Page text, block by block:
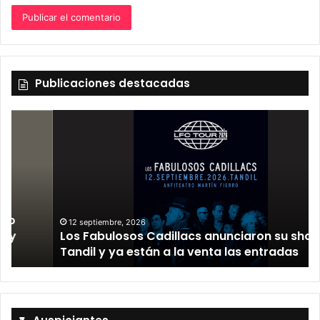
Publicaciones destacadas
12 septiembre, 2026
Los Fabulosos Cadillacs anunciaron su show en
Tandil y ya están a la venta las entradas